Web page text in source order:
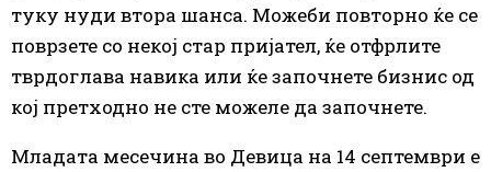
туку нуди втора шанса. Можеби повторно ќе се
поврзете со некој стар пријател, ќе отфрлите
тврдоглава навика или ќе започнете бизнис од
кој претходно не сте можеле да започнете.
Младата месечина во Девица на 14 септември е